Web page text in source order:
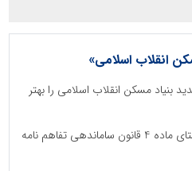
انقلاب اسلامی»
بنیاد مسکن انقلاب اسلامی را بهتر
بنیاد مسکن و ثبت اسناد در راستای ماده 4 قانون ساماندهی تفاهم نامه